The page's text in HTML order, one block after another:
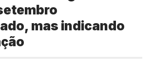
mas indicando